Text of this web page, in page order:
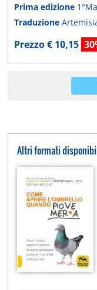
Prima edizione
Traduzione
Prezzo € 10,15
Altri formati